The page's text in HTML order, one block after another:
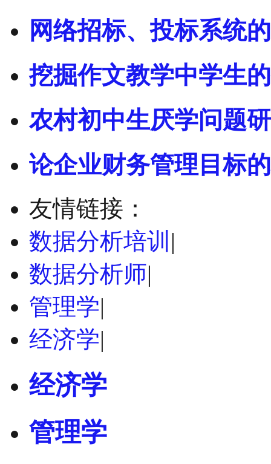
网络招标、投标系统
挖掘作文教学中学生
农村初中生厌学问题
论企业财务管理目标
友情链接：
数据分析培训 |
数据分析师|
管理学|
经济学|
经济学
管理学